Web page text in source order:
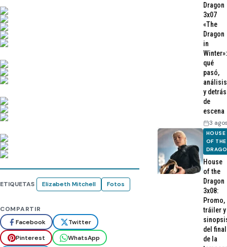
ETIQUETAS Elizabeth Mitchell Fotos
COMPARTIR
Facebook
Twitter
Pinterest
WhatsApp
Dragon
3x07
«The
Dragon
in
Winter»:
qué
pasó,
análisis
y detrás
de
escena
3
HOUSE
OF THE
House
of the
Dragon
3x08:
Promo,
tráiler y
del final
de la